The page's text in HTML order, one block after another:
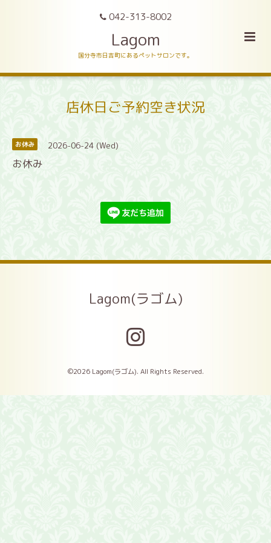
042-313-8002
Lagom
国分寺市日吉町にあるペットサロンです。
店休日ご予約空き状況
お休み 2026-06-24 (Wed)
お休み
Lagom(ラゴム)
©2026 Lagom(ラゴム). All Rights Reserved.